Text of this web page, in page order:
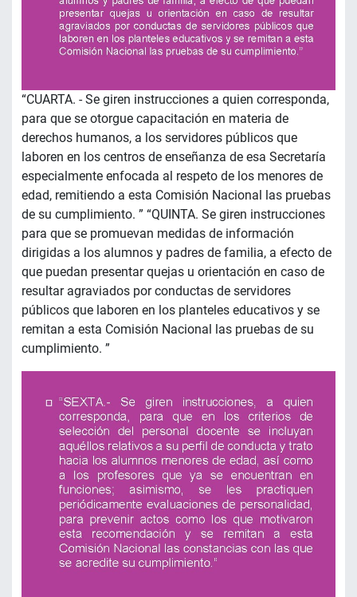
“CUARTA. - Se giren instrucciones a quien corresponda,
para que se otorgue capacitación en materia de
derechos humanos, a los servidores públicos que
laboren en los centros de enseñanza de esa Secretaría
especialmente enfocada al respeto de los menores de
edad, remitiendo a esta Comisión Nacional las pruebas
de su cumplimiento. ” “QUINTA. Se giren instrucciones
para que se promuevan medidas de información
dirigidas a los alumnos y padres de familia, a efecto de
que puedan presentar quejas u orientación en caso de
resultar agraviados por conductas de servidores
públicos que laboren en los planteles educativos y se
remitan a esta Comisión Nacional las pruebas de su
cumplimiento. ”